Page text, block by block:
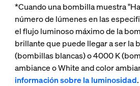
*Cuando una bombilla muestra
número de lúmenes en las
el flujo luminoso máximo de la
brillante que puede llegar a ser la
(bombillas blancas) o 4000 K
ambiance o White and color
información sobre la luminosidad.